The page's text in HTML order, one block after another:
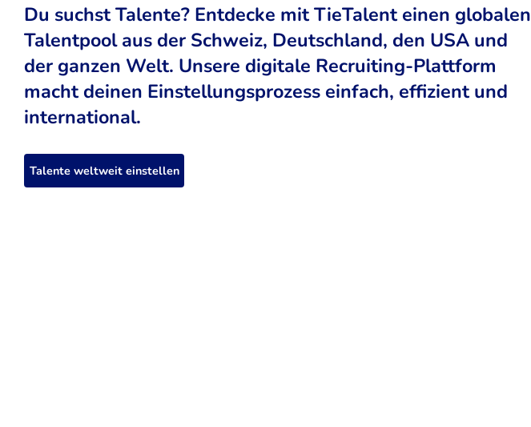
Du suchst Talente? Entdecke mit TieTalent einen globalen
Talentpool aus der Schweiz, Deutschland, den USA und
der ganzen Welt. Unsere digitale Recruiting-Plattform
macht deinen Einstellungsprozess einfach, effizient und
international.
Talente weltweit einstellen